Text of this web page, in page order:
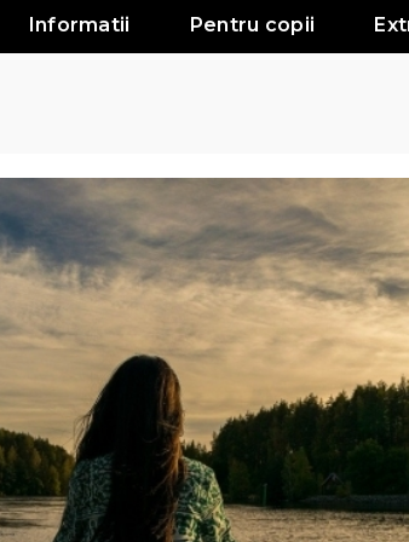
Informatii Pentru copii